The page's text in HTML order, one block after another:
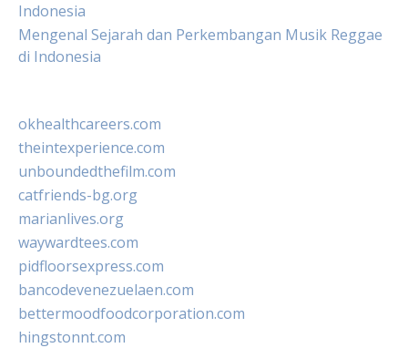
Indonesia
Mengenal Sejarah dan Perkembangan Musik Reggae
di Indonesia
okhealthcareers.com
theintexperience.com
unboundedthefilm.com
catfriends-bg.org
marianlives.org
waywardtees.com
pidfloorsexpress.com
bancodevenezuelaen.com
bettermoodfoodcorporation.com
hingstonnt.com